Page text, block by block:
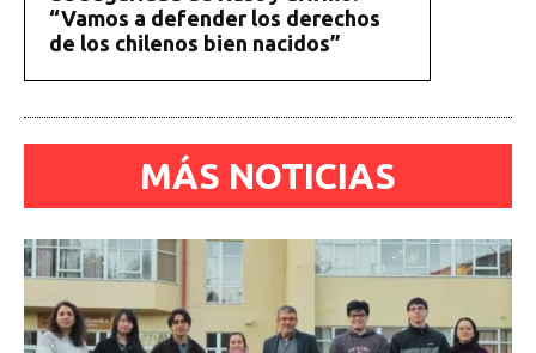
“Vamos a defender los derechos
de los chilenos bien nacidos”
MÁS NOTICIAS